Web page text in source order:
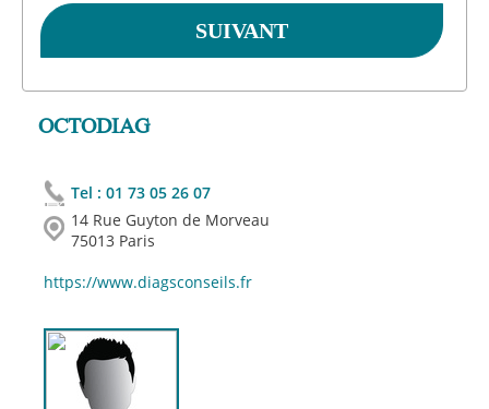
OCTODIAG
Tel : 01 73 05 26 07
14 Rue Guyton de Morveau
75013 Paris
https://www.diagsconseils.fr